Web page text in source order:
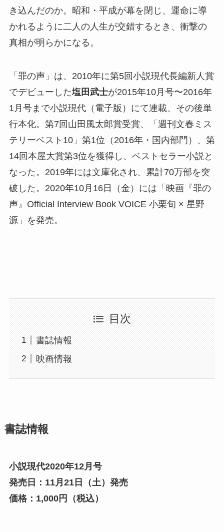
き込んだのか。昭和・平成が幕を閉じ、運命に導
かれるように二人の人生が交錯するとき、衝撃の
真相が明らかになる。
「罪の声」は、2010年に第5回小説現代長編新人賞
でデビューした塩田武士が2015年10月号〜2016年
1月号まで小説現代（電子版）にて連載、その後単
行本化。第7回山田風太郎賞受賞、「週刊文春ミス
テリーベスト10」第1位（2016年・国内部門）、第
14回本屋大賞第3位を獲得し、ベストセラー小説と
なった。2019年には文庫化され、累計70万部を突
破した。2020年10月16日（金）には「映画『罪の
声』Official Interview Book VOICE 小栗旬 × 星野
源」を発売。
目次
書誌情報
映画情報
書誌情報
小説現代2020年12月号
発売日：11月21日（土）発売
価格：1,000円（税込）